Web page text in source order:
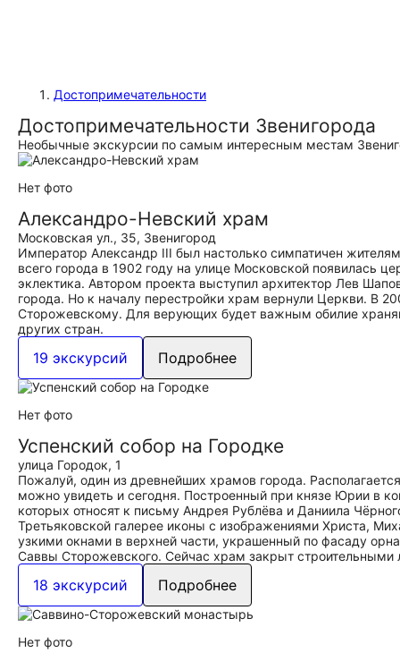
Достопримечательности
Достопримечательности Звенигорода
Необычные экскурсии по самым интересным местам
Нет фото
Александро-Невский храм
Московская ул., 35, Звенигород
Император Александр III был настолько симпатичен
всего города в 1902 году на улице Московской появилась
эклектика. Автором проекта выступил архитектор Лев
города. Но к началу перестройки храм вернули Церкви. В
Сторожевскому. Для верующих будет важным обилие
других стран.
19 экскурсий Подробнее
Нет фото
Успенский собор на Городке
улица Городок, 1
Пожалуй, один из древнейших храмов города.
можно увидеть и сегодня. Построенный при князе Юрии в
которых относят к письму Андрея Рублёва и Даниила
Третьяковской галерее иконы с изображениями Христа,
узкими окнами в верхней части, украшенный по фасаду
Саввы Сторожевского. Сейчас храм закрыт строительными
18 экскурсий Подробнее
Нет фото